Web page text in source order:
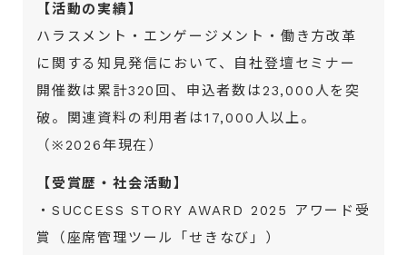
【活動の実績】
ハラスメント・エンゲージメント・働き方改革
に関する知見発信において、自社登壇セミナー
開催数は累計320回、申込者数は23,000人を突
破。関連資料の利用者は17,000人以上。
（※2026年現在）
【受賞歴・社会活動】
・SUCCESS STORY AWARD 2025 アワード受
賞（座席管理ツール「せきなび」）